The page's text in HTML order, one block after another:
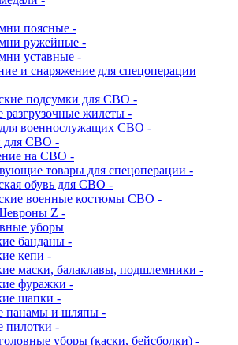
поясные -
ружейные -
уставные -
и снаряжение для спецоперации
подсумки для СВО -
разгрузочные жилеты -
военнослужащих СВО -
для СВО -
на СВО -
товары для спецоперации -
обувь для СВО -
военные костюмы СВО -
Z -
уборы
банданы -
кепи -
маски, балаклавы, подшлемники -
фуражки -
шапки -
панамы и шляпы -
пилотки -
уборы (каски, бейсболки) -